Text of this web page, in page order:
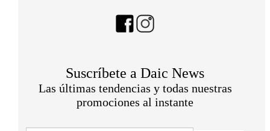
Suscríbete a Daic News
Las últimas tendencias y todas nuestras
promociones al instante